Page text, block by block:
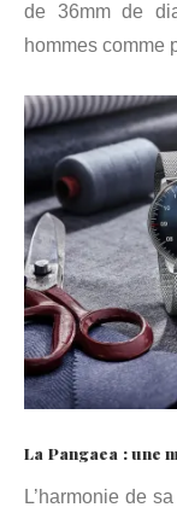
de 36mm de
hommes comme
La Pangaea : une
L’harmonie de